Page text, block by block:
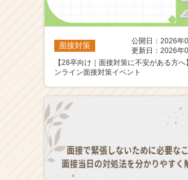
面接対策
公開日：2026年
更新日：2026年
【28卒向け｜面接対策に不安がある方へ
ンライン面接対策イベント